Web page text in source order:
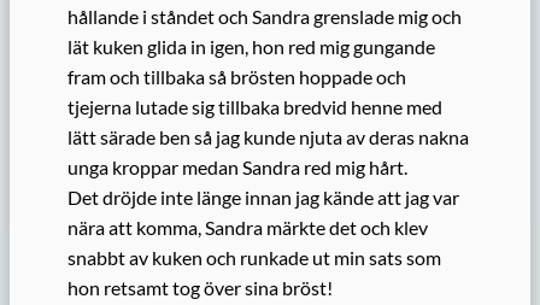
hållande i ståndet och Sandra grenslade mig och
lät kuken glida in igen, hon red mig gungande
fram och tillbaka så brösten hoppade och
tjejerna lutade sig tillbaka bredvid henne med
lätt särade ben så jag kunde njuta av deras nakna
unga kroppar medan Sandra red mig hårt.
Det dröjde inte länge innan jag kände att jag var
nära att komma, Sandra märkte det och klev
snabbt av kuken och runkade ut min sats som
hon retsamt tog över sina bröst!